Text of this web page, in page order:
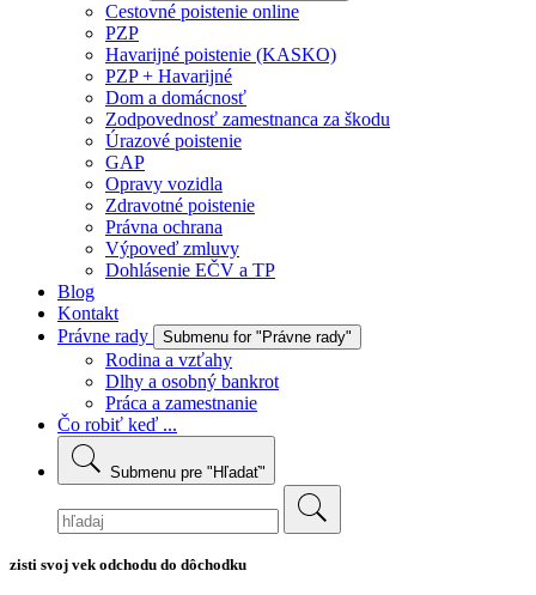
Cestovné poistenie online
PZP
Havarijné poistenie (KASKO)
PZP + Havarijné
Dom a domácnosť
Zodpovednosť zamestnanca za škodu
Úrazové poistenie
GAP
Opravy vozidla
Zdravotné poistenie
Právna ochrana
Výpoveď zmluvy
Dohlásenie EČV a TP
Blog
Kontakt
Právne rady
Submenu for "Právne rady"
Rodina a vzťahy
Dlhy a osobný bankrot
Práca a zamestnanie
Čo robiť keď ...
Submenu pre "Hľadať"
zisti svoj vek odchodu do dôchodku